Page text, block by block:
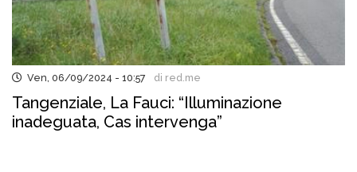
Ven, 06/09/2024 - 10:57 di red.me
Tangenziale, La Fauci: “Illuminazione
inadeguata, Cas intervenga”